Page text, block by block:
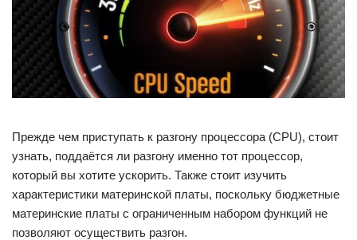
Прежде чем приступать к разгону процессора (CPU), стоит
узнать, поддаётся ли разгону именно тот процессор,
который вы хотите ускорить. Также стоит изучить
характеристики материнской платы, поскольку бюджетные
материнские платы с ограниченным набором функций не
позволяют осуществить разгон.